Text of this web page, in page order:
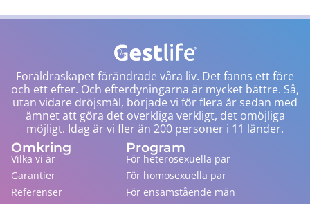
Föräldraskapet förändrade våra liv. Det fanns ett före
och ett efter. Och efterdyningarna är mycket bättre. Så,
utan vidare dröjsmål, började vi för flera år sedan med
ämnet att göra det overkliga verkligt, det omöjliga
möjligt. Idag är vi fler än 200 personer i 11 länder.
Omkring
Vilka vi är
Garantier
Referenser
Program
För heterosexuella par
För homosexuella par
För ensamstående män